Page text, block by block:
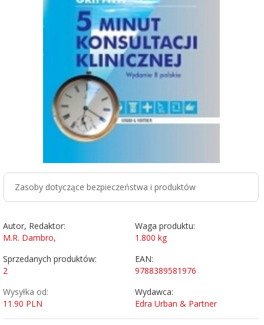
Zasoby dotyczące bezpieczeństwa i produktów
Autor, Redaktor:
M.R. Dambro,
Waga produktu:
1.800 kg
Sprzedanych produktów:
2
EAN:
9788389581976
Wysyłka od:
11.90 PLN
Wydawca:
Edra Urban & Partner